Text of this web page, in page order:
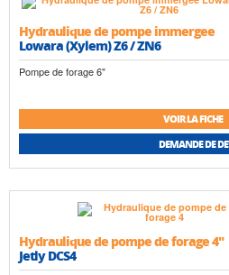
Hydraulique de pompe immergee
Lowara (Xylem) Z6 / ZN6
Pompe de forage 6"
VOIR LA FICHE
DEMANDE DE
Hydraulique de pompe de forage 4"
Jetly DCS4